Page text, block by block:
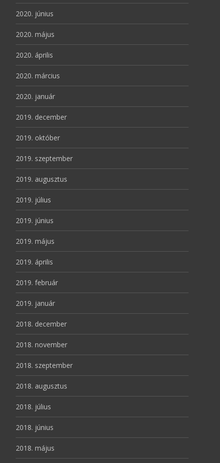
2020. június
2020. május
2020. április
2020. március
2020. január
2019. december
2019. október
2019. szeptember
2019. augusztus
2019. július
2019. június
2019. május
2019. április
2019. február
2019. január
2018. december
2018. november
2018. szeptember
2018. augusztus
2018. július
2018. június
2018. május